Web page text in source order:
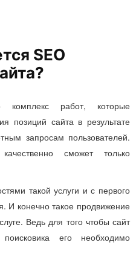
SEO
работ, которые
позиций сайта в результате
запросам пользователей.
сможет только
такой услуги и с первого
И конечно такое продвижение
Ведь для того чтобы сайт
его необходимо